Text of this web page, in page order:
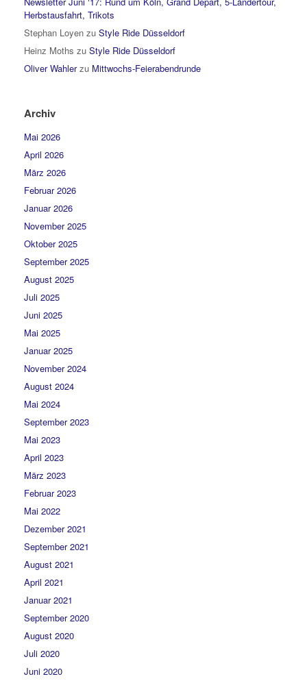
Herbstausfahrt, Trikots
Stephan Loyen zu Style Ride Düsseldorf
Heinz Moths zu Style Ride Düsseldorf
Oliver Wahlerzu Mittwochs-Feierabendrunde
Archiv
Mai 2026
April 2026
März 2026
Februar 2026
Januar 2026
November 2025
Oktober 2025
September 2025
August 2025
Juli 2025
Juni 2025
Mai 2025
Januar 2025
November 2024
August 2024
Mai 2024
September 2023
Mai 2023
April 2023
März 2023
Februar 2023
Mai 2022
Dezember 2021
September 2021
August 2021
April 2021
Januar 2021
September 2020
August 2020
Juli 2020
Juni 2020